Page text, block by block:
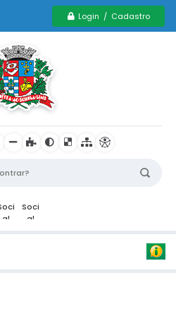
Login / Cadastro